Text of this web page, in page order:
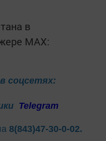
в
MАХ:
соцсетях:
Telegram
8(843)47-30-0-02.